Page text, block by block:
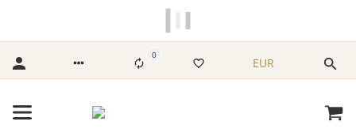
VIELE MODELLE
0
EUR